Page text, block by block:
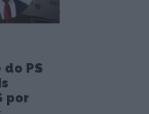
do PS
por